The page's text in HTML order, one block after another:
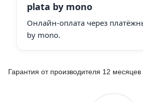
plata by mono
Онлайн-оплата через
by mono.
Гарантия от производителя 12 месяцев